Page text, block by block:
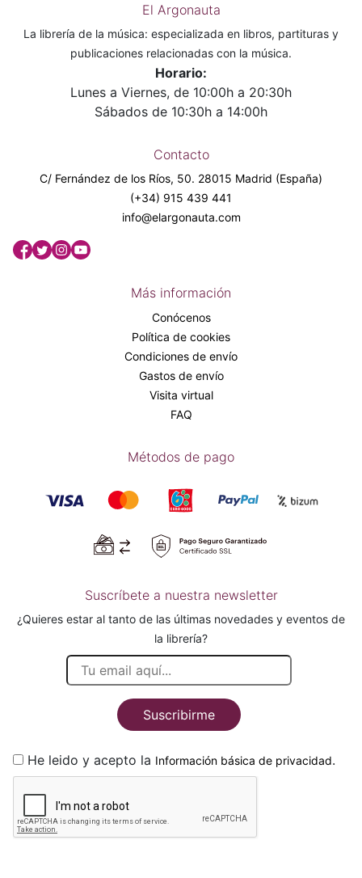
El Argonauta
La librería de la música: especializada en libros, partituras y
publicaciones relacionadas con la música.
Horario:
Lunes a Viernes, de 10:00h a 20:30h
Sábados de 10:30h a 14:00h
Contacto
C/ Fernández de los Ríos, 50. 28015 Madrid (España)
(+34) 915 439 441
info@elargonauta.com
Más información
Conócenos
Política de cookies
Condiciones de envío
Gastos de envío
Visita virtual
FAQ
Métodos de pago
Suscríbete a nuestra newsletter
¿Quieres estar al tanto de las últimas novedades y eventos de
la librería?
Suscribirme
He leido y acepto la Información básica de privacidad.